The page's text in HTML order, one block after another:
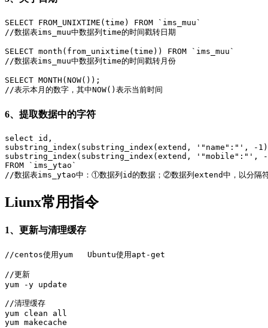
SELECT FROM_UNIXTIME(time) FROM `ims_muu`
//数据表ims_muu中数据列time的时间戳转日期
SELECT month(from_unixtime(time)) FROM `ims_muu`
//数据表ims_muu中数据列time的时间戳转月份
SELECT MONTH(NOW());
//表示本月的数字，其中NOW()表示当前时间
6、提取数据中的字符
select id,
substring_index(substring_index(extend, '"name":"',
substring_index(substring_index(extend,
FROM `ims_ytao`
//数据表ims_ytao中：①数据列id的数据；②数据列extend中，以分隔
Liunx常用指令
1、更新与清理缓存
//centos使用yum   Ubuntu使用apt-get
//更新
yum -y update
//清理缓存
yum clean all
yum makecache